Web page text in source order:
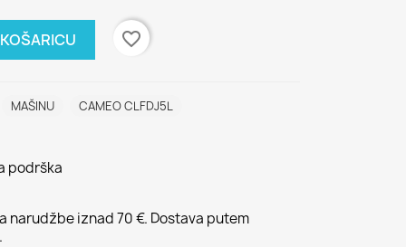
favorite_border
MAŠINU CAMEO CLFDJ5L
podrška
narudžbe iznad 70 €. Dostava putem